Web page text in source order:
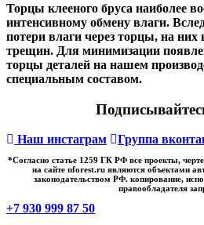
Торцы клееного бруса наиболее
интенсивному обмену влаги.
потери влаги через торцы, на
трещин. Для минимизации
торцы деталей на нашем
специальным составом.
Наш инстаграм Группа
*Cогласно статье 1259 ГК РФ все проекты,
на сайте nforest.ru являются объектами
законодательством РФ. копирование,
правообладателя
+7 930 999 87 50